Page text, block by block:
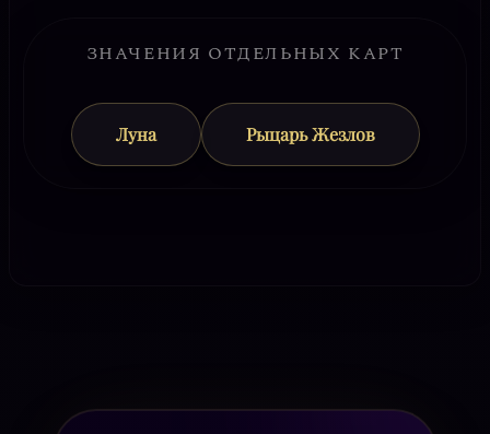
ЗНАЧЕНИЯ ОТДЕЛЬНЫХ КАРТ
Луна Рыцарь Жезлов